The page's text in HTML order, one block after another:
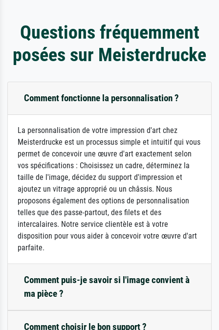
Questions fréquemment
posées sur Meisterdrucke
Comment fonctionne la personnalisation ?
La personnalisation de votre impression d'art chez
Meisterdrucke est un processus simple et intuitif qui vous
permet de concevoir une œuvre d'art exactement selon
vos spécifications : Choisissez un cadre, déterminez la
taille de l'image, décidez du support d'impression et
ajoutez un vitrage approprié ou un châssis. Nous
proposons également des options de personnalisation
telles que des passe-partout, des filets et des
intercalaires. Notre service clientèle est à votre
disposition pour vous aider à concevoir votre œuvre d'art
parfaite.
Comment puis-je savoir si l'image convient à
ma pièce ?
Comment choisir le bon support ?